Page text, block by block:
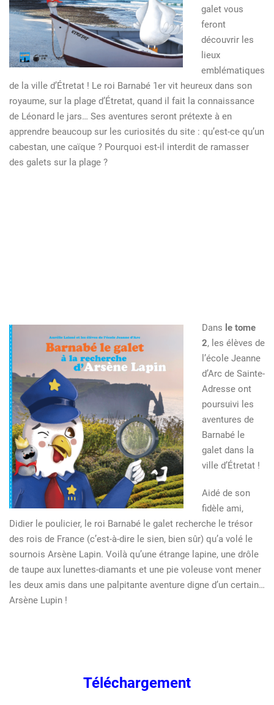
galet vous
feront
découvrir les
lieux
emblématiques
de la ville d’Étretat ! Le roi Barnabé 1er vit heureux dans son
royaume, sur la plage d’Étretat, quand il fait la connaissance
de Léonard le jars… Ses aventures seront prétexte à en
apprendre beaucoup sur les curiosités du site : qu’est-ce qu’un
cabestan, une caïque ? Pourquoi est-il interdit de ramasser
des galets sur la plage ?
Dans le tome
2, les élèves de
l’école Jeanne
d’Arc de Sainte-
Adresse ont
poursuivi les
aventures de
Barnabé le
galet dans la
ville d’Étretat !
Aidé de son
fidèle ami,
Didier le poulicier, le roi Barnabé le galet recherche le trésor
des rois de France (c’est-à-dire le sien, bien sûr) qu’a volé le
sournois Arsène Lapin. Voilà qu’une étrange lapine, une drôle
de taupe aux lunettes-diamants et une pie voleuse vont mener
les deux amis dans une palpitante aventure digne d’un certain…
Arsène Lupin !
Téléchargement